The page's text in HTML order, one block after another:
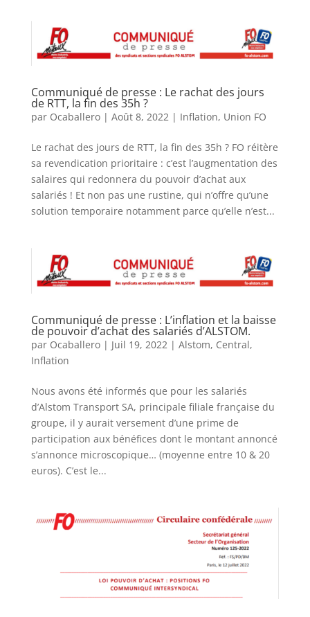
Communiqué de presse : Le rachat des jours
de RTT, la fin des 35h ?
par Ocaballero| Août 8, 2022| Inflation, Union FO
Le rachat des jours de RTT, la fin des 35h ? FO réitère
sa revendication prioritaire : c’est l’augmentation des
salaires qui redonnera du pouvoir d’achat aux
salariés ! Et non pas une rustine, qui n’offre qu’une
solution temporaire notamment parce qu’elle n’est...
Communiqué de presse : L’inflation et la baisse
de pouvoir d’achat des salariés d’ALSTOM.
par Ocaballero| Juil 19, 2022| Alstom, Central,
Inflation
Nous avons été informés que pour les salariés
d’Alstom Transport SA, principale filiale française du
groupe, il y aurait versement d’une prime de
participation aux bénéfices dont le montant annoncé
s’annonce microscopique… (moyenne entre 10 & 20
euros). C’est le...